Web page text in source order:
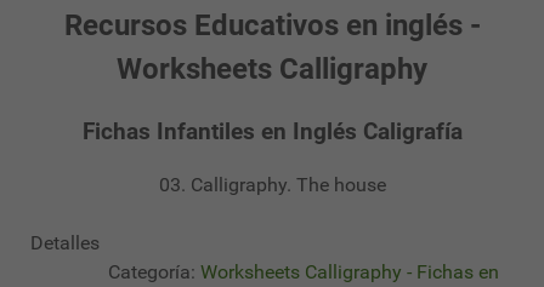
Recursos Educativos en inglés -
Worksheets Calligraphy
Fichas Infantiles en Inglés Caligrafía
03. Calligraphy. The house
Detalles
Categoría: Worksheets Calligraphy - Fichas en